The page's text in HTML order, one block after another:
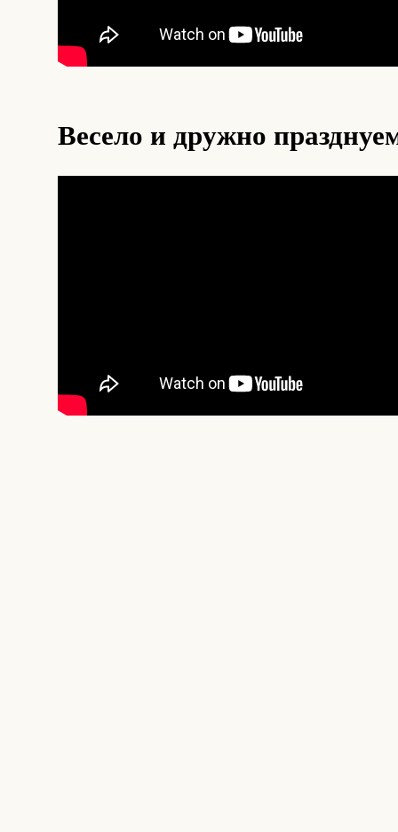
Весело и дружно